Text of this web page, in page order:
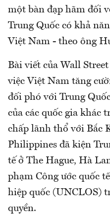
một bàn đạp hãm đối
Trung Quốc có khả
Việt Nam - theo ông
Bài viết của Wall
việc Việt Nam tăng
đối phó với Trung
của các quốc gia khác
chấp lãnh thổ với Bắc
Philippines đã kiện
tế ở The Hague, Hà
phạm Công ước quốc
hiệp quốc (UNCLOS)
quyền.